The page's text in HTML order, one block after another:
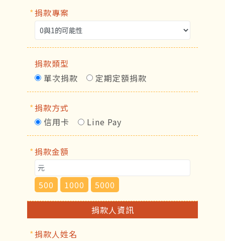
*捐款專案
捐款類型
單次捐款
定期定額捐款
*捐款方式
信用卡
Line Pay
*捐款金額
500 1000 5000
捐款人資訊
*捐款人姓名